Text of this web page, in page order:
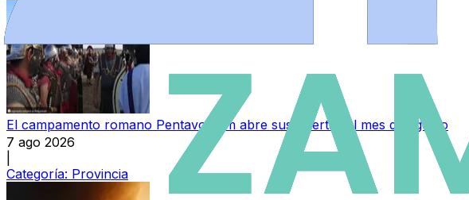
El campamento romano Pentavonium abre sus puertas el mes de agosto
7 ago 2026
Categoría: Provincia